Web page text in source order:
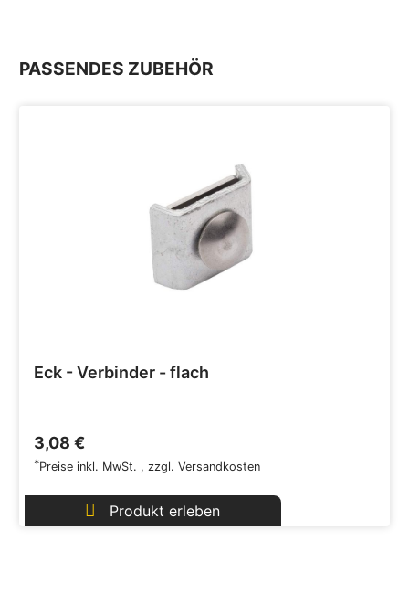
PASSENDES ZUBEHÖR
Eck - Verbinder - flach
3,08 €
*Preise inkl. MwSt. , zzgl. Versandkosten
Produkt erleben